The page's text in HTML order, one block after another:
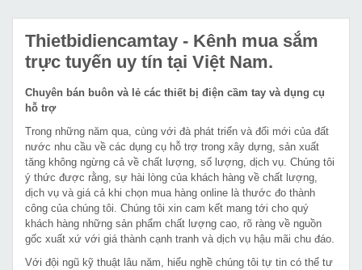
Thietbidiencamtay - Kênh mua sắm
trực tuyến uy tín tại Việt Nam.
Chuyên bán buôn và lẻ các thiết bị điện cầm tay và dụng cụ
hỗ trợ
Trong những năm qua, cùng với đà phát triển và đổi mới của đất
nước nhu cầu về các dụng cụ hỗ trợ trong xây dựng, sản xuất
tăng không ngừng cả về chất lượng, số lượng, dịch vụ. Chúng tôi
ý thức được rằng, sự hài lòng của khách hàng về chất lượng,
dịch vụ và giá cả khi chọn mua hàng online là thước đo thành
công của chúng tôi. Chúng tôi xin cam kết mang tới cho quý
khách hàng những sản phẩm chất lượng cao, rõ ràng về nguồn
gốc xuất xứ với giá thành cạnh tranh và dịch vụ hậu mãi chu đáo.
Với đội ngũ kỹ thuật lâu năm, hiểu nghề chúng tôi tự tin có thể tư